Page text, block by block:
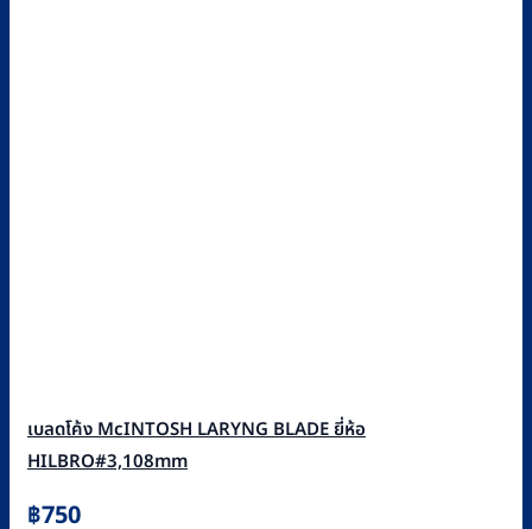
เบลดโค้ง McINTOSH LARYNG BLADE ยี่ห้อ
HILBRO#3,108mm
฿750